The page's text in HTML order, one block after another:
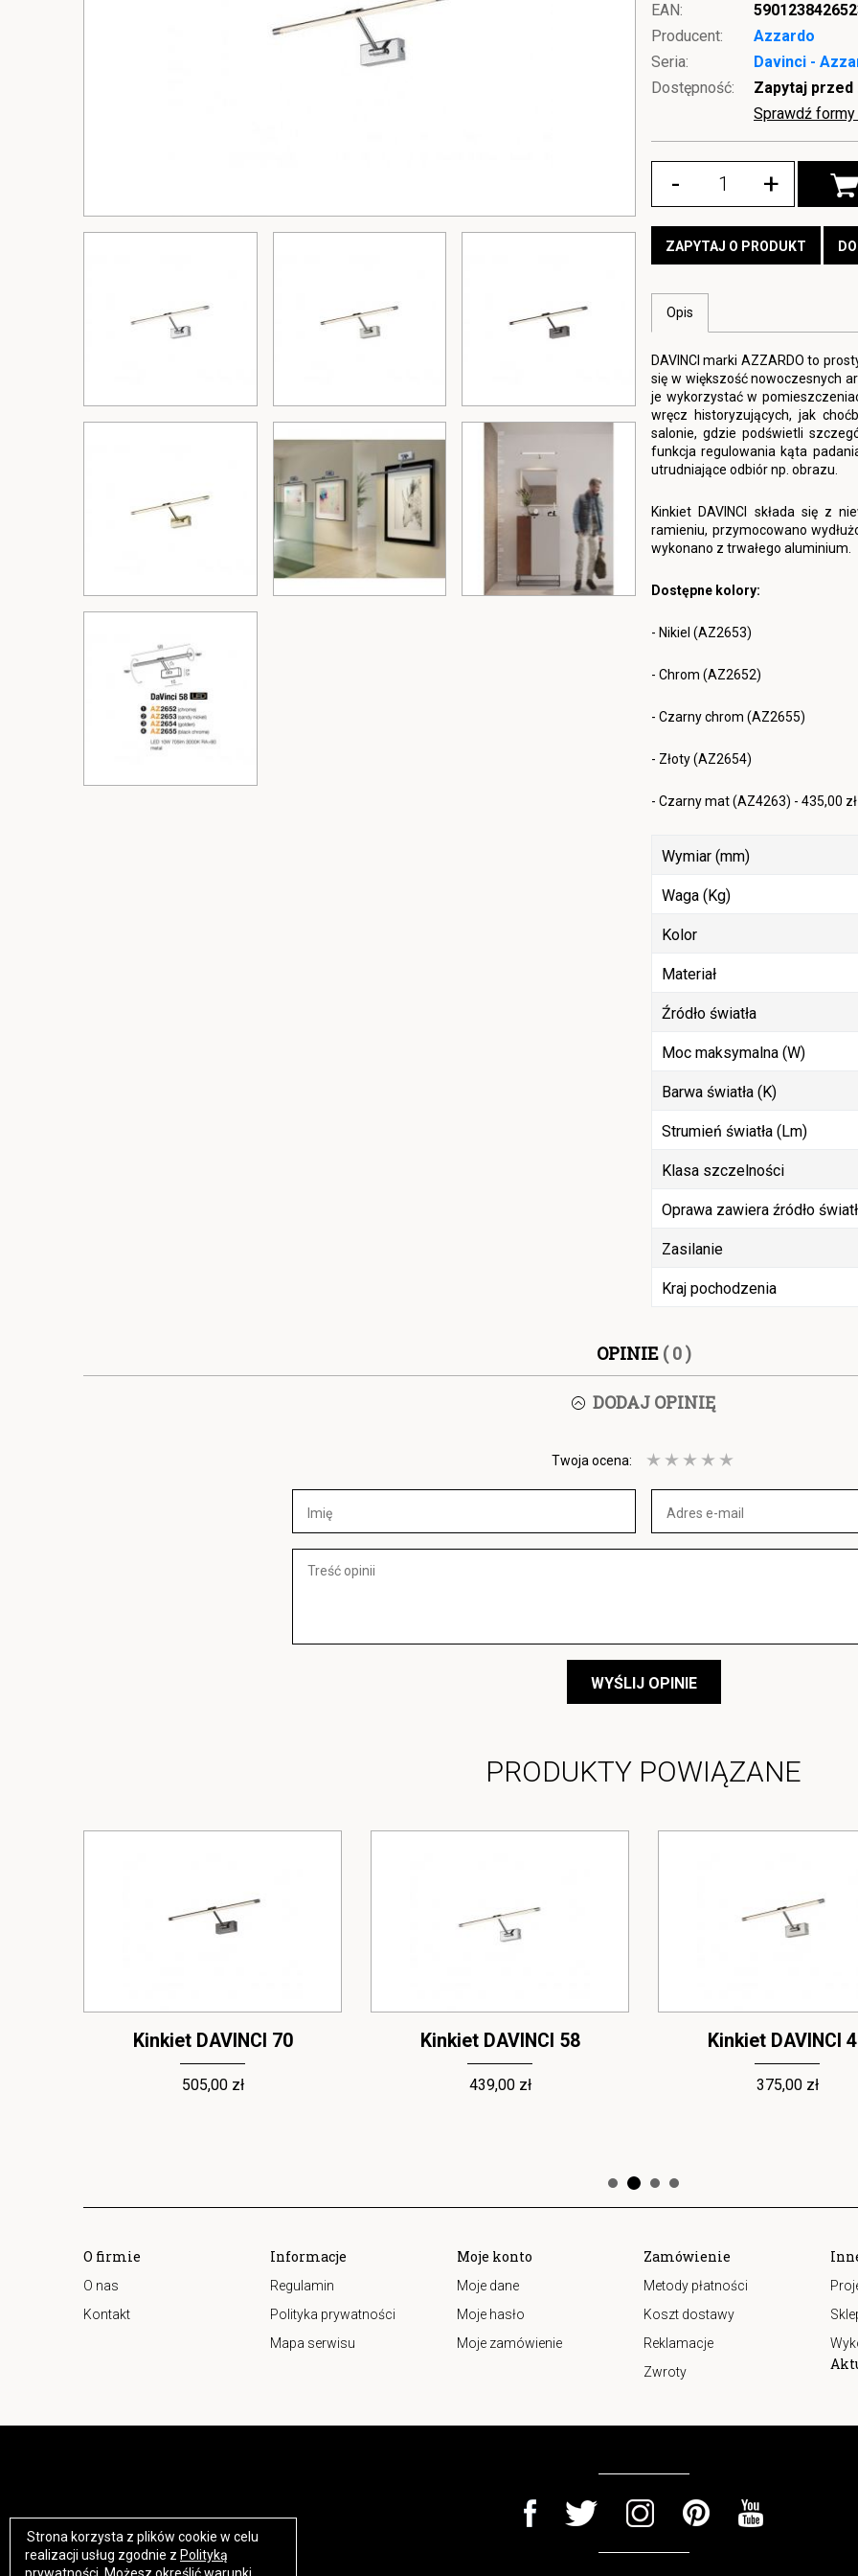
https://www.high-endrolex.com/17
Strona korzysta z plików cookie w celu
realizacji usług zgodnie z Polityką
EAN:
Producent:
Azzardo
Seria:
Davinci -
Dostępność:
Zapytaj przed
Sprawdź
- +
ZAPYTAJ O PRODUKT
Opis
DAVINCI marki AZZARDO to
się w większość nowoczesnych
je wykorzystać w
wręcz historyzujących, jak
salonie, gdzie podświetli
funkcja regulowania kąta
utrudniające odbiór np. obrazu.
Kinkiet DAVINCI składa się z
ramieniu, przymocowano
wykonano z trwałego aluminium.
Dostępne kolory:
- Nikiel (AZ2653)
- Chrom (AZ2652)
- Czarny chrom (AZ2655)
- Złoty (AZ2654)
- Czarny mat (AZ4263) - 435,00 zł
Wymiar (mm)
Waga (Kg)
Kolor
Materiał
Źródło światła
Moc maksymalna (W)
Barwa światła (K)
Strumień światła (Lm)
Klasa szczelności
Oprawa zawiera źródło
Zasilanie
Kraj pochodzenia
OPINIE ( 0 )
DODAJ OPINIĘ
Twoja ocena:
WYŚLIJ OPINIE
PRODUKTY POWIĄZANE
Kinkiet DAVINCI 70
505,00 zł
Kinkiet DAVINCI 58
439,00 zł
Kinkiet DAVINCI
375,00 zł
O firmie
O nas
Kontakt
Informacje
Regulamin
Polityka prywatności
Mapa serwisu
Moje konto
Moje dane
Moje hasło
Moje zamówienie
Zamówienie
Metody płatności
Koszt dostawy
Reklamacje
Zwroty